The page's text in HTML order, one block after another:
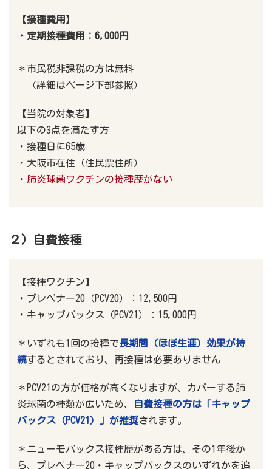
【接種費用 】
・定期接種費用：6,000円
＊市民税非課税の方は無料
（詳細はページ下部参照）
【当院の対象者】
以下の3点を満たす方
・接種日に65歳
・大阪市在住（住民票住所）
・ 肺炎球菌ワクチンの接種歴がない
２）自費接種
【接種ワクチン】
・プレベナー20（PCV20）：12,500円
・キャップバックス（PCV21）：15,000円
＊いずれも1回の接種で長期間（ほぼ生涯）効果が持
続するとされており、再接種は必要ありません
＊PCV21の方が価格が高くなりますが、カバーする肺
炎球菌の種類が広いため、
自費接種の方は「キャップ
バックス（PCV21）」が推奨されます。
＊ニューモバックス接種歴がある方は、その1年後か
ら、プレベナー20・キャップバックスのいずれかを追